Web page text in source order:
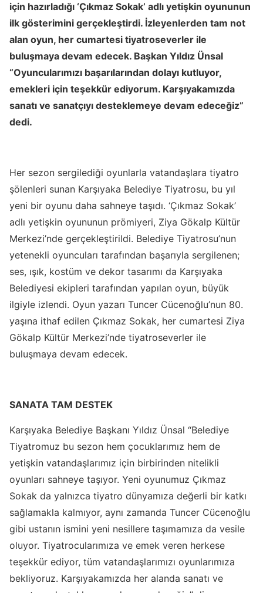
için hazırladığı ‘Çıkmaz Sokak’ adlı yetişkin oyununun
ilk gösterimini gerçekleştirdi. İzleyenlerden tam not
alan oyun, her cumartesi tiyatroseverler ile
buluşmaya devam edecek. Başkan Yıldız Ünsal
“Oyuncularımızı başarılarından dolayı kutluyor,
emekleri için teşekkür ediyorum. Karşıyakamızda
sanatı ve sanatçıyı desteklemeye devam edeceğiz”
dedi.
Her sezon sergilediği oyunlarla vatandaşlara tiyatro
şölenleri sunan Karşıyaka Belediye Tiyatrosu, bu yıl
yeni bir oyunu daha sahneye taşıdı. ‘Çıkmaz Sokak’
adlı yetişkin oyununun prömiyeri, Ziya Gökalp Kültür
Merkezi’nde gerçekleştirildi. Belediye Tiyatrosu’nun
yetenekli oyuncuları tarafından başarıyla sergilenen;
ses, ışık, kostüm ve dekor tasarımı da Karşıyaka
Belediyesi ekipleri tarafından yapılan oyun, büyük
ilgiyle izlendi. Oyun yazarı Tuncer Cücenoğlu’nun 80.
yaşına ithaf edilen Çıkmaz Sokak, her cumartesi Ziya
Gökalp Kültür Merkezi’nde tiyatroseverler ile
buluşmaya devam edecek.
SANATA TAM DESTEK
Karşıyaka Belediye Başkanı Yıldız Ünsal “Belediye
Tiyatromuz bu sezon hem çocuklarımız hem de
yetişkin vatandaşlarımız için birbirinden nitelikli
oyunları sahneye taşıyor. Yeni oyunumuz Çıkmaz
Sokak da yalnızca tiyatro dünyamıza değerli bir katkı
sağlamakla kalmıyor, aynı zamanda Tuncer Cücenoğlu
gibi ustanın ismini yeni nesillere taşımamıza da vesile
oluyor. Tiyatrocularımıza ve emek veren herkese
teşekkür ediyor, tüm vatandaşlarımızı oyunlarımıza
bekliyoruz. Karşıyakamızda her alanda sanatı ve